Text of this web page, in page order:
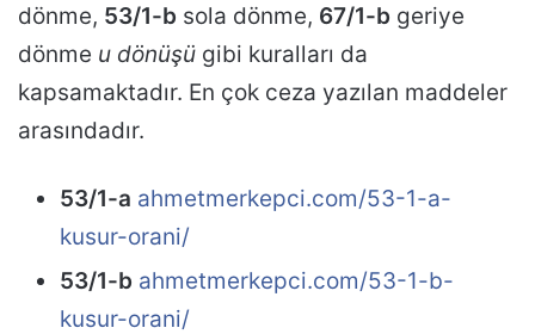
dönme, 53/1-b sola dönme, 67/1-b geriye
dönme u dönüşü gibi kuralları da
kapsamaktadır. En çok ceza yazılan maddeler
arasındadır.
53/1-a ahmetmerkepci.com/53-1-a-
kusur-orani/
53/1-b ahmetmerkepci.com/53-1-b-
kusur-orani/